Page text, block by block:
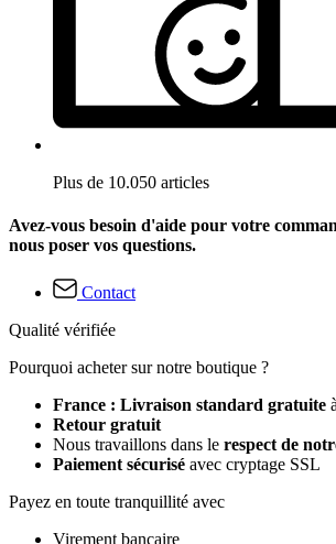
Plus de 10.050 articles
Avez-vous besoin d'aide pour votre
nous poser vos questions.
Contact
Qualité vérifiée
Pourquoi acheter sur notre boutique ?
France : Livraison standard gratuite
Retour gratuit
Nous travaillons dans le respect de
Paiement sécurisé avec cryptage SSL
Payez en toute tranquillité avec
Virement bancaire